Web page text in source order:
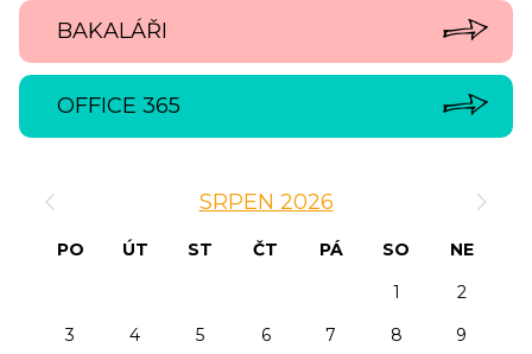
BAKALÁŘI
OFFICE 365
SRPEN 2026
PO ÚT ST ČT PÁ SO
NE
1
2
3
4 5 6 7 8
9